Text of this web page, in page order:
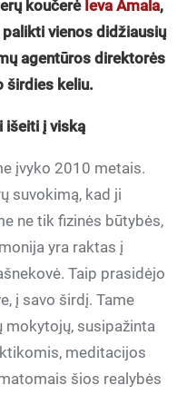
koučerė Ieva Amala,
vienos didžiausių
agentūros direktorės
širdies keliu.
išeiti į viską
įvyko 2010 metais.
suvokimą, kad ji
ne tik fizinės būtybės,
yra raktas į
Taip prasidėjo
į savo širdį. Tame
mokytojų, susipažinta
meditacijos
šios realybės